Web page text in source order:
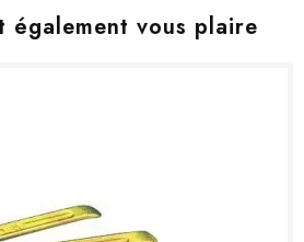
également vous plaire